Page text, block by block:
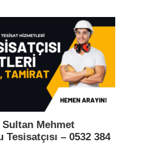
Mehmet
Tesisatçısı – 0532 384